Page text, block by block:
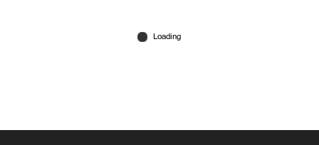
മലയാളികളില്‍ മുന്നില്‍ യൂസഫലി;
കുടുംബങ്ങളില്‍ മുത്തൂറ്റ്; അതിസമ്പന്നരായ 100